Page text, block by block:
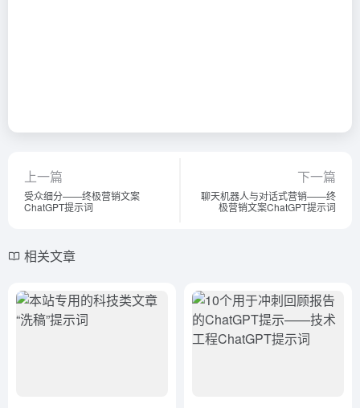
上一篇
受众细分——终极营销文案
ChatGPT提示词
下一篇
聊天机器人与对话式营销——终
极营销文案ChatGPT提示词
相关文章